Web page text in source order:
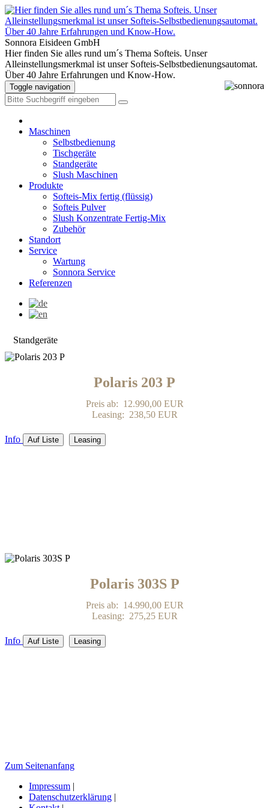
Sonnora Eisideen GmbH
Hier finden Sie alles rund um´s Thema Softeis. Unser
Alleinstellungsmerkmal ist unser Softeis-Selbstbedienungsautomat.
Über 40 Jahre Erfahrungen und Know-How.
Toggle navigation
Maschinen
Selbstbedienung
Tischgeräte
Standgeräte
Slush Maschinen
Produkte
Softeis-Mix fertig (flüssig)
Softeis Pulver
Slush Konzentrate Fertig-Mix
Zubehör
Standort
Service
Wartung
Sonnora Service
Referenzen
Standgeräte
Polaris 203 P
Preis ab: 12.990,00 EUR
Leasing: 238,50 EUR
Info Auf Liste Leasing
Polaris 303S P
Preis ab: 14.990,00 EUR
Leasing: 275,25 EUR
Info Auf Liste Leasing
Zum Seitenanfang
Impressum |
Datenschutzerklärung |